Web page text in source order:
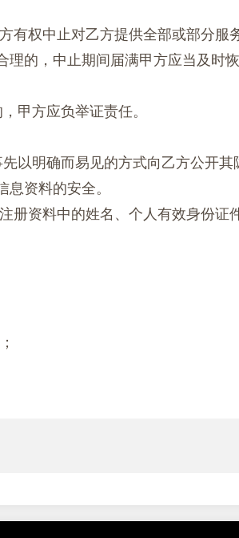
有权中止对乙方提供全部或部分服
理的，中止期间届满甲方应当及时
甲方应负举证责任。
以明确而易见的方式向乙方公开其
资料的安全。
册资料中的姓名、个人有效身份证